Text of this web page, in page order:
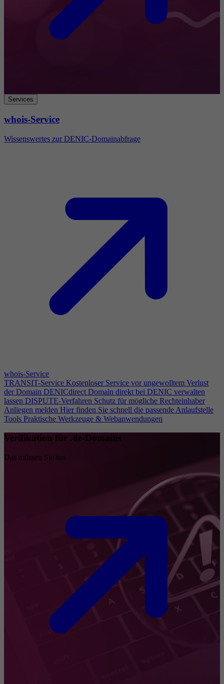
Services
whois-Service
Wissenswertes zur DENIC-Domainabfrage
whois-Service
TRANSIT-Service Kostenloser Service vor ungewolltem Verlust
der Domain DENICdirect Domain direkt bei DENIC verwalten
lassen DISPUTE-Verfahren Schutz für mögliche Rechteinhaber
Anliegen melden Hier finden Sie schnell die passende Anlaufstelle
Tools Praktische Werkzeuge & Webanwendungen
Verifikation für .de-Domains
Das müssen Sie tun